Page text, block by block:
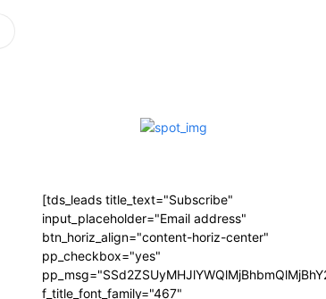
[tds_leads title_text="Subscribe"
input_placeholder="Email address"
btn_horiz_align="content-horiz-center"
pp_checkbox="yes"
f_title_font_family="467"